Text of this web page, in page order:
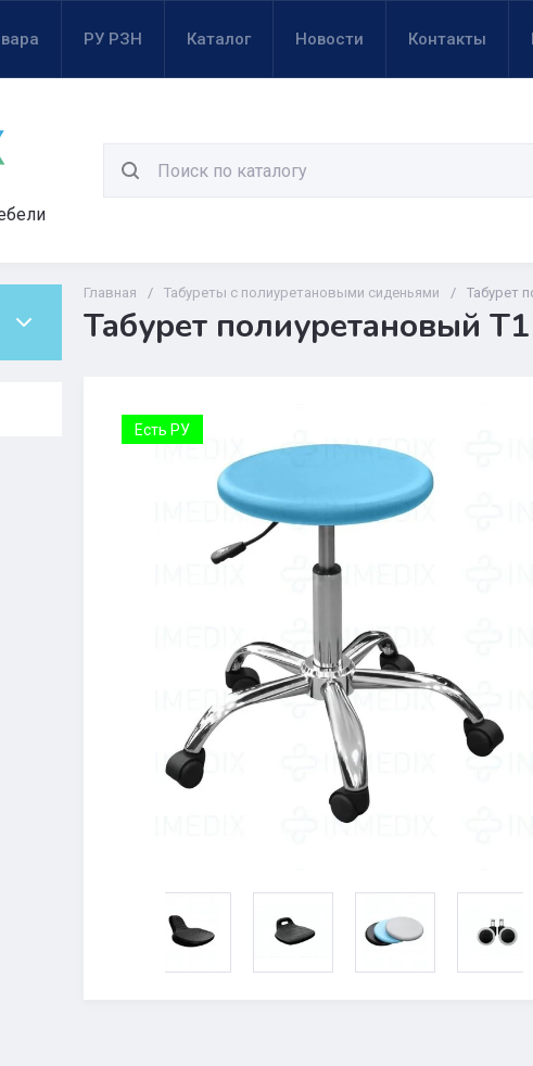
РУ РЗН Каталог Новости Контакты
Главная / Табуреты с полиуретановыми сиденьями / Табурет
Табурет полиуретановый
Есть РУ